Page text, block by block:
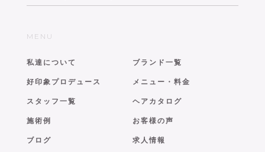
MENU
私達について ブランド一覧
好印象プロデュース メニュー・料金
スタッフ一覧 ヘアカタログ
施術例 お客様の声
ブログ 求人情報